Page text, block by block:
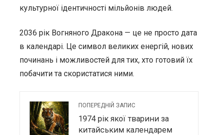
культурної ідентичності мільйонів людей.
2036 рік Вогняного Дракона — це не просто дата
в календарі. Це символ великих енергій, нових
починань і можливостей для тих, хто готовий їх
побачити та скористатися ними.
ПОПЕРЕДНІЙ ЗАПИС
1974 рік якої тварини за
китайським календарем